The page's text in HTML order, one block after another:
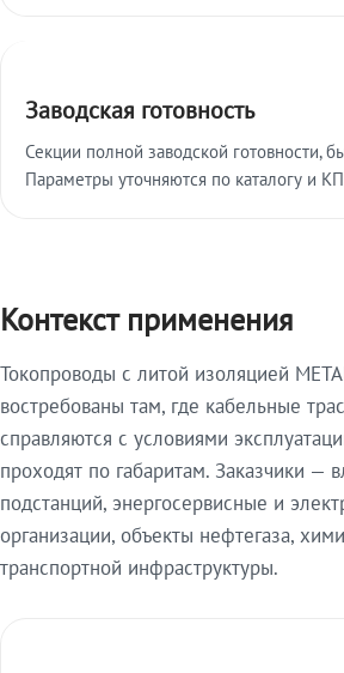
Заводская готовность
Секции полной заводской готовности,
Параметры уточняются по каталогу и
Контекст применения
Токопроводы с литой изоляцией
востребованы там, где кабельные
справляются с условиями
проходят по габаритам. Заказчики —
подстанций, энергосервисные и
организации, объекты нефтегаза,
транспортной инфраструктуры.